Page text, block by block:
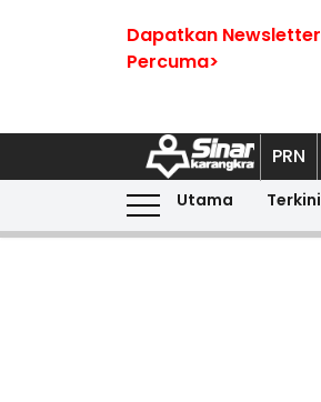
Dapatkan Newsletter
Percuma>
PRN
Utama Terkini